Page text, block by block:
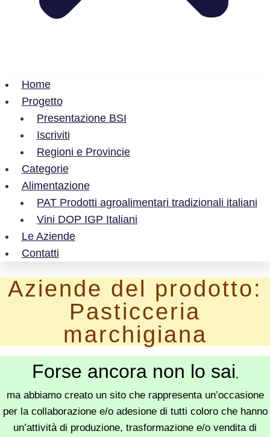
Home
Progetto
Presentazione BSI
Iscriviti
Regioni e Provincie
Categorie
Alimentazione
PAT Prodotti agroalimentari tradizionali italiani
Vini DOP IGP Italiani
Le Aziende
Contatti
Aziende del prodotto:
Pasticceria
marchigiana
Forse ancora non lo sai,
ma abbiamo creato un sito che rappresenta un’occasione
per la collaborazione e/o adesione di tutti coloro che hanno
un’attività di produzione, trasformazione e/o vendita di